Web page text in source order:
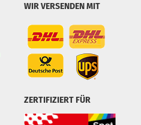
WIR VERSENDEN MIT
ZERTIFIZIERT FÜR